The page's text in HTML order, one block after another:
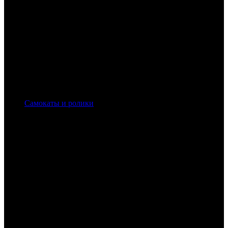
Самокаты и ролики